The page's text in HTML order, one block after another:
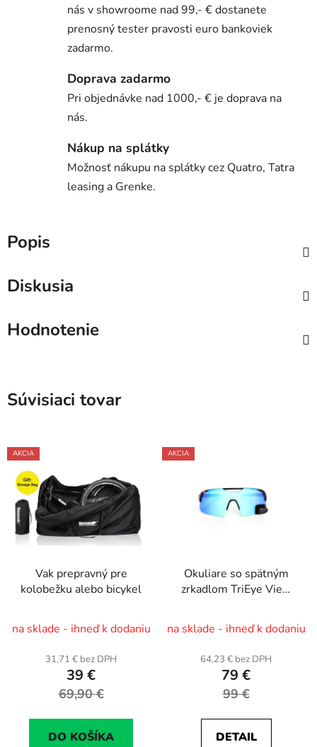
nás v showroome nad 99,- € dostanete
prenosný tester pravosti euro bankoviek
zadarmo.
Doprava zadarmo
Pri objednávke nad 1000,- € je doprava na
nás.
Nákup na splátky
Možnosť nákupu na splátky cez Quatro, Tatra
leasing a Grenke.
Popis
Diskusia
Hodnotenie
Súvisiaci tovar
AKCIA
Vak prepravný pre
kolobežku alebo bicykel
na sklade - ihneď k dodaniu
31,71 € bez DPH
39 €
69,90 €
DO KOŠÍKA
AKCIA
Okuliare so spätným
zrkadlom TriEye View
na sklade - ihneď k dodaniu
64,23 € bez DPH
79 €
99 €
DETAIL